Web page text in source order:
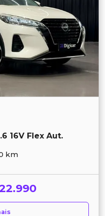
16V Flex Aut.
km